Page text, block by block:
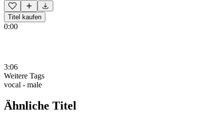
Titel kaufen
0:00
3:06
Weitere Tags
vocal - male
Ähnliche Titel